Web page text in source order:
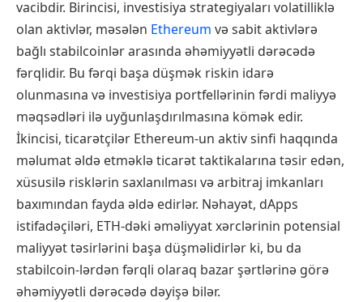
vacibdir. Birincisi, investisiya strategiyaları volatilliklə
olan aktivlər, məsələn Ethereum və sabit aktivlərə
bağlı stabilcoinlər arasında əhəmiyyətli dərəcədə
fərqlidir. Bu fərqi başa düşmək riskin idarə
olunmasına və investisiya portfellərinin fərdi maliyyə
məqsədləri ilə uyğunlaşdırılmasına kömək edir.
İkincisi, ticarətçilər Ethereum-un aktiv sinfi haqqında
məlumat əldə etməklə ticarət taktikalarına təsir edən,
xüsusilə risklərin saxlanılması və arbitraj imkanları
baxımından fayda əldə edirlər. Nəhayət, dApps
istifadəçiləri, ETH-dəki əməliyyat xərclərinin potensial
maliyyət təsirlərini başa düşməlidirlər ki, bu da
stabilcoin-lərdən fərqli olaraq bazar şərtlərinə görə
əhəmiyyətli dərəcədə dəyişə bilər.